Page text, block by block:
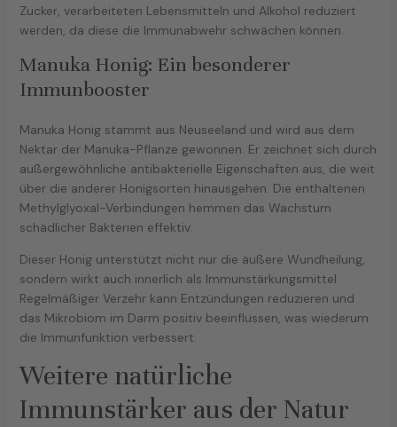
Zucker, verarbeiteten Lebensmitteln und Alkohol reduziert
werden, da diese die Immunabwehr schwächen können.
Manuka Honig: Ein besonderer
Immunbooster
Manuka Honig stammt aus Neuseeland und wird aus dem
Nektar der Manuka-Pflanze gewonnen. Er zeichnet sich durch
außergewöhnliche antibakterielle Eigenschaften aus, die weit
über die anderer Honigsorten hinausgehen. Die enthaltenen
Methylglyoxal-Verbindungen hemmen das Wachstum
schädlicher Bakterien effektiv.
Dieser Honig unterstützt nicht nur die äußere Wundheilung,
sondern wirkt auch innerlich als Immunstärkungsmittel.
Regelmäßiger Verzehr kann Entzündungen reduzieren und
das Mikrobiom im Darm positiv beeinflussen, was wiederum
die Immunfunktion verbessert.
Weitere natürliche
Immunstärker aus der Natur